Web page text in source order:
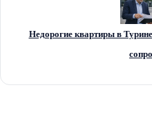
Недорогие квартиры в